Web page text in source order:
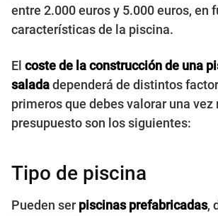
entre 2.000 euros y 5.000 euros, en
características de la piscina.
El coste de la construcción de una
saladadependerá de distintos
primeros que debes valorar una vez
presupuesto son los siguientes:
Tipo de piscina
Pueden ser piscinas prefabricadas,